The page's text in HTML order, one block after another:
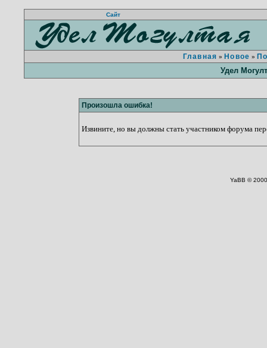
Сайт
Главная » Новое »
Удел
Произошла ошибка!
Извините, но вы должны стать участником форума
YaBB ©